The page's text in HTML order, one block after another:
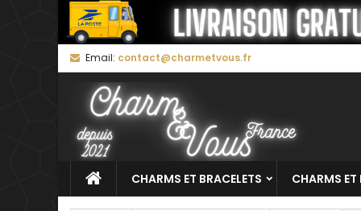
Email: contact@charmetvous.fr
CHARMS ET BRACELETS CHARMS ET